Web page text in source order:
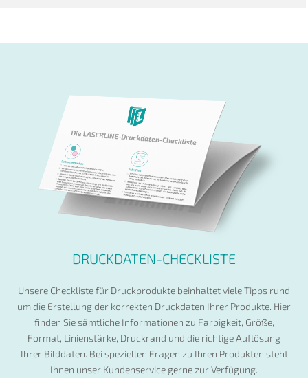
DRUCKDATEN-CHECKLISTE
Unsere Checkliste für Druckprodukte beinhaltet viele Tipps rund
um die Erstellung der korrekten Druckdaten Ihrer Produkte. Hier
finden Sie sämtliche Informationen zu Farbigkeit, Größe,
Format, Linienstärke, Druckrand und die richtige Auflösung
Ihrer Bilddaten. Bei speziellen Fragen zu Ihren Produkten steht
Ihnen unser Kundenservice gerne zur Verfügung.